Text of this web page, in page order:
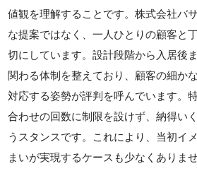
値観を理解することです。株式会社バ
な提案ではなく、一人ひとりの顧客と
切にしています。設計段階から入居後
関わる体制を整えており、顧客の細か
対応する姿勢が評判を呼んでいます。
合わせの回数に制限を設けず、納得い
うスタンスです。これにより、当初イ
まいが実現するケースも少なくありま